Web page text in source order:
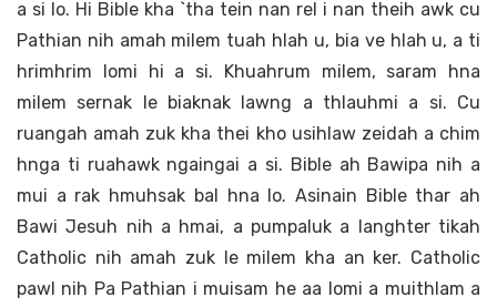
a si lo. Hi Bible kha `tha tein nan rel i nan theih awk cu
Pathian nih amah milem tuah hlah u, bia ve hlah u, a ti
hrimhrim lomi hi a si. Khuahrum milem, saram hna
milem sernak le biaknak lawng a thlauhmi a si. Cu
ruangah amah zuk kha thei kho usihlaw zeidah a chim
hnga ti ruahawk ngaingai a si. Bible ah Bawipa nih a
mui a rak hmuhsak bal hna lo. Asinain Bible thar ah
Bawi Jesuh nih a hmai, a pumpaluk a langhter tikah
Catholic nih amah zuk le milem kha an ker. Catholic
pawl nih Pa Pathian i muisam he aa lomi a muithlam a